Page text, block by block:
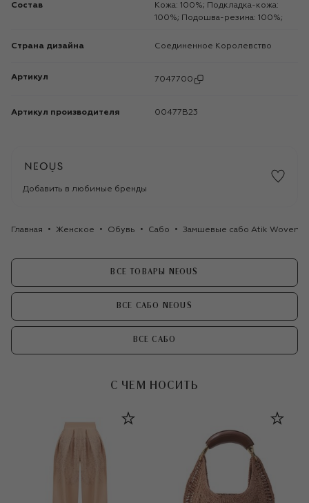
Состав
Кожа: 100%; Подкладка-кожа:
100%; Подошва-резина: 100%;
Страна дизайна Соединенное Королевство
Артикул 7047700
Артикул производителя 00477B23
Добавить в любимые бренды
Главная Женское Обувь Сабо Замшевые сабо Atik Woven
ВСЕ ТОВАРЫ NEOUS
ВСЕ САБО NEOUS
ВСЕ САБО
С ЧЕМ НОСИТЬ